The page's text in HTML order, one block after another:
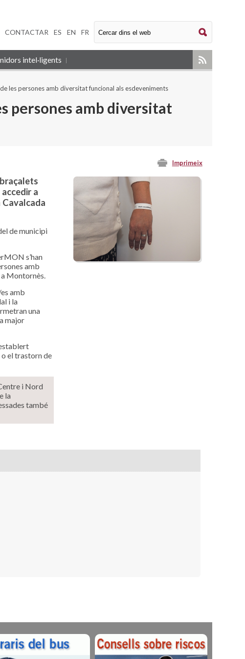
CONTACTAR ES EN FR
intel·ligents
les persones amb diversitat funcional als esdeveniments
persones amb diversitat
Imprimeix
a
de municipi
s’han
amb
Montornès.
amb
i la
una
major
el trastorn de
i Nord
la
també